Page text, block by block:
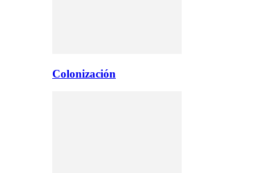
Colonización